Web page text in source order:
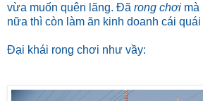
vừa muốn quên lãng. Đã rong chơi mà
nữa thì còn làm ăn kinh doanh cái
Đại khái rong chơi như vầy: